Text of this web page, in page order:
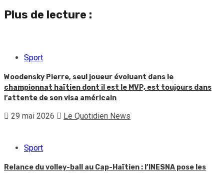
Plus de lecture :
Sport
Woodensky Pierre, seul joueur évoluant dans le
championnat haïtien dont il est le MVP, est toujours dans
l’attente de son visa américain
29 mai 2026 Le Quotidien News
Sport
Relance du volley-ball au Cap-Haïtien : l’INESNA pose les